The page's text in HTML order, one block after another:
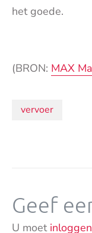
het goede.
(BRON: MAX
vervoer
Geef
U moet inloggen